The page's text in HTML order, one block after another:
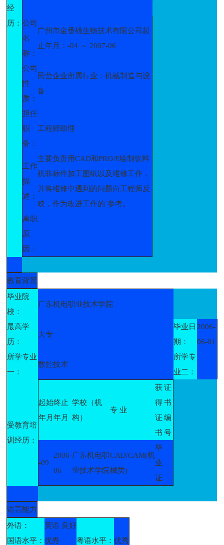
经
历： 公司
名
称：
广州市金番桃生物技术有限公司起
止年月：-04 ～ 2007-06
公司
性
质：
民营企业所属行业：机械制造与设
备
担任
职
务：
工程师助理
工作
描
述：
主要负责用CAD和PRO/E绘制饮料
机非标件加工图纸以及维修工作，
并将维修中遇到的问题向工程师反
映，作为改进工作的`参考。
离职
原
因：
教育背景
毕业院
校：
广东机电职业技术学院
最高学
历：
大专
毕业日
期：
2006-
06-01
所学专业
一：
数控技术
所学专
业二：
受教育培
训经历：
起始
年月
终止
年月
学校（机
构）
专 业
获
得
证
书
证
书
编
号
-09
2006-
06
广东机电职
业技术学院
CAD/CAM(机
械类)
毕
业
证
语言能力
外语：
英语 良好
国语水平：优秀 粤语水平：优秀